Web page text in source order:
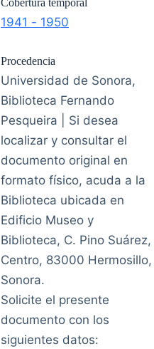
Cobertura temporal
1941 - 1950
Procedencia
Universidad de Sonora,
Biblioteca Fernando
Pesqueira | Si desea
localizar y consultar el
documento original en
formato físico, acuda a la
Biblioteca ubicada en
Edificio Museo y
Biblioteca, C. Pino Suárez,
Centro, 83000 Hermosillo,
Sonora.
Solicite el presente
documento con los
siguientes datos: